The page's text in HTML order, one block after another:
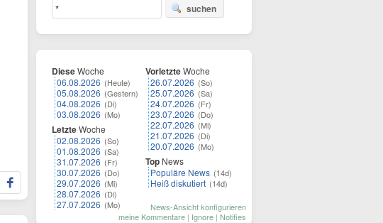
suchen
DieseWoche
06.08.2026 (Heute)
05.08.2026 (Gestern)
04.08.2026 (Di)
03.08.2026 (Mo)
LetzteWoche
02.08.2026 (So)
01.08.2026 (Sa)
31.07.2026 (Fr)
30.07.2026 (Do)
29.07.2026 (Mi)
28.07.2026 (Di)
27.07.2026 (Mo)
VorletzteWoche
26.07.2026 (So)
25.07.2026 (Sa)
24.07.2026 (Fr)
23.07.2026 (Do)
22.07.2026 (Mi)
21.07.2026 (Di)
20.07.2026 (Mo)
Top News
Populäre News (14d)
Heiß diskutiert (14d)
News-Ansicht konfigurieren
meine Kommentare | Ignore | Notifies